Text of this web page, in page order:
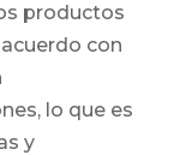
productos
con
lo que es
y